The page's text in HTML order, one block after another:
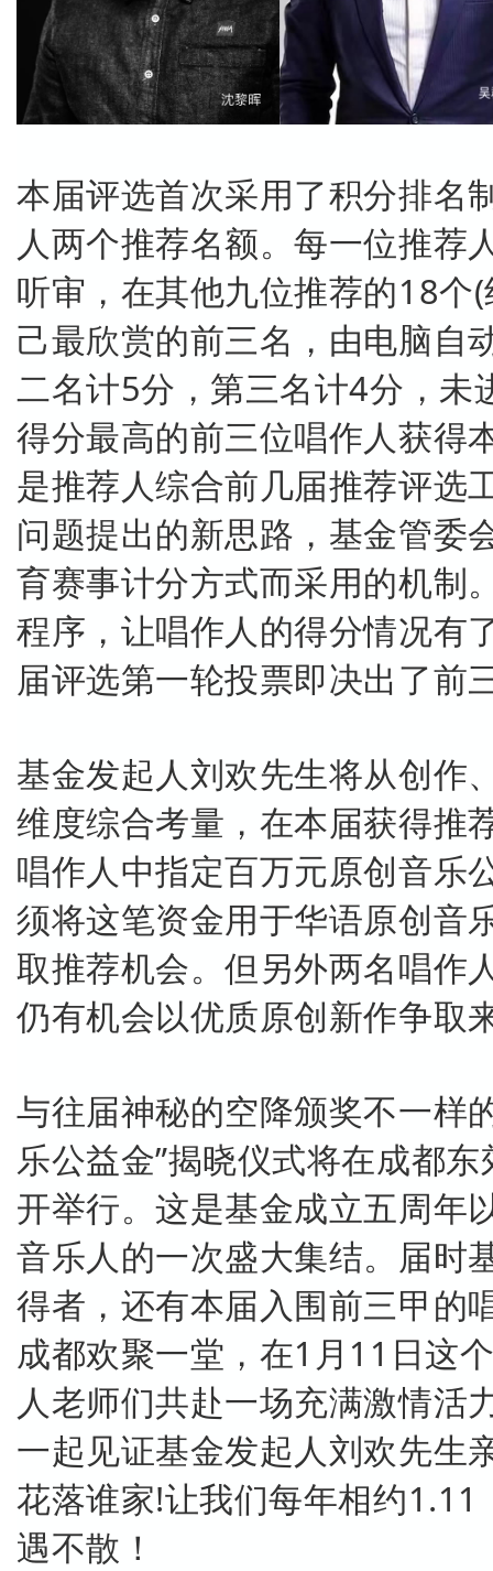
本届评选首次采用了积分排名
人两个推荐名额。每一位推荐
听审，在其他九位推荐的18个
己最欣赏的前三名，由电脑自
二名计5分，第三名计4分，未
得分最高的前三位唱作人获得
是推荐人综合前几届推荐评选
问题提出的新思路，基金管委
育赛事计分方式而采用的机制
程序，让唱作人的得分情况有
届评选第一轮投票即决出了前
基金发起人刘欢先生将从创作
维度综合考量，在本届获得推
唱作人中指定百万元原创音乐
须将这笔资金用于华语原创音
取推荐机会。但另外两名唱作
仍有机会以优质原创新作争取
与往届神秘的空降颁奖不一样
乐公益金”揭晓仪式将在成都
开举行。这是基金成立五周年
音乐人的一次盛大集结。届时
得者，还有本届入围前三甲的
成都欢聚一堂，在1月11日这
人老师们共赴一场充满激情活
一起见证基金发起人刘欢先生
花落谁家!让我们每年相约1.11
遇不散！